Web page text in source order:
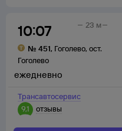
10:07
№ 451, Гоголево, ост.
Гоголево
23 м
Трансавтосервис
9,1
отзывы
ежедневно